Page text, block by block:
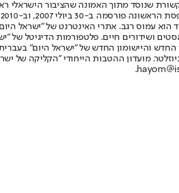
שנוסד מתוך האמונה שהציבור הישראלי
ושידורים חיים. פלטפורמות הדיגיטל של
האתר החדש והיישומון החדש של "ישראל היום"
מועדון ההטבות הייחודי "הקליקה של